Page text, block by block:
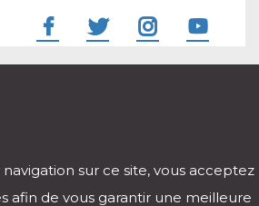
pour iOs et Android
sur ce site, vous acceptez
afin de vous garantir une meilleure